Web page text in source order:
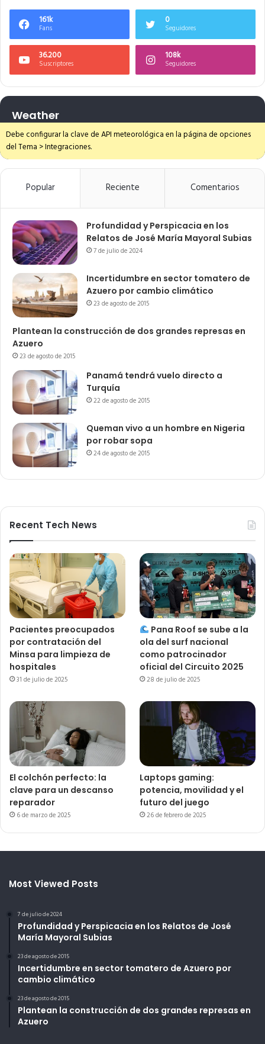
161k
Fans
0
Seguidores
36.200
Suscriptores
108k
Seguidores
Weather
Debe configurar la clave de API meteorológica en la página de opciones
del Tema > Integraciones.
Popular Reciente Comentarios
Profundidad y Perspicacia en los
Relatos de José María Mayoral Subias
7 de julio de 2024
Incertidumbre en sector tomatero de
Azuero por cambio climático
23 de agosto de 2015
Plantean la construcción de dos grandes represas en
Azuero
23 de agosto de 2015
Panamá tendrá vuelo directo a
Turquía
22 de agosto de 2015
Queman vivo a un hombre en Nigeria
por robar sopa
24 de agosto de 2015
Recent Tech News
Pacientes preocupados
por contratación del
Minsa para limpieza de
hospitales
31 de julio de 2025
Pana Roof se sube a la
ola del surf nacional
como patrocinador
oficial del Circuito 2025
28 de julio de 2025
El colchón perfecto: la
clave para un descanso
reparador
6 de marzo de 2025
Laptops gaming:
potencia, movilidad y el
futuro del juego
26 de febrero de 2025
Most Viewed Posts
7 de julio de 2024
Profundidad y Perspicacia en los Relatos de José
María Mayoral Subias
23 de agosto de 2015
Incertidumbre en sector tomatero de Azuero por
cambio climático
23 de agosto de 2015
Plantean la construcción de dos grandes represas en
Azuero